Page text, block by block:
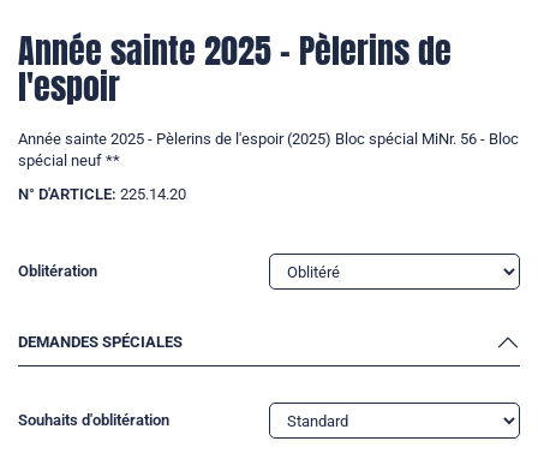
Année sainte 2025 - Pèlerins de
l'espoir
Année sainte 2025 - Pèlerins de l'espoir (2025) Bloc spécial MiNr. 56 - Bloc
spécial neuf **
N° D'ARTICLE: 225.14.20
Oblitération
DEMANDES SPÉCIALES
Souhaits d'oblitération